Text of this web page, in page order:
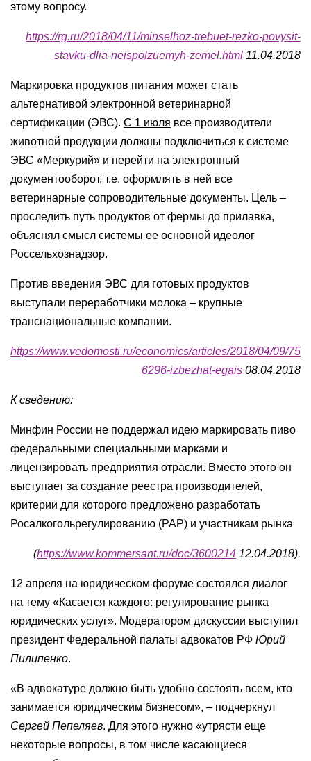
этому вопросу.
https://rg.ru/2018/04/11/minselhoz-trebuet-rezko-povysit-
stavku-dlia-neispolzuemyh-zemel.html 11.04.2018
Маркировка продуктов питания может стать
альтернативой электронной ветеринарной
сертификации (ЭВС). С 1 июля все производители
животной продукции должны подключиться к системе
ЭВС «Меркурий» и перейти на электронный
документооборот, т.е. оформлять в ней все
ветеринарные сопроводительные документы. Цель –
проследить путь продуктов от фермы до прилавка,
объяснял смысл системы ее основной идеолог
Россельхознадзор.
Против введения ЭВС для готовых продуктов
выступали переработчики молока – крупные
транснациональные компании.
https://www.vedomosti.ru/economics/articles/2018/04/09/75
6296-izbezhat-egais 08.04.2018
К сведению:
Минфин России не поддержал идею маркировать пиво
федеральными специальными марками и
лицензировать предприятия отрасли. Вместо этого он
выступает за создание реестра производителей,
критерии для которого предложено разработать
Росалкогольрегулированию (РАР) и участникам рынка
(https://www.kommersant.ru/doc/3600214 12.04.2018).
12 апреля на юридическом форуме состоялся диалог
на тему «Касается каждого: регулирование рынка
юридических услуг». Модератором дискуссии выступил
президент Федеральной палаты адвокатов РФ Юрий
Пилипенко.
«В адвокатуре должно быть удобно состоять всем, кто
занимается юридическим бизнесом», – подчеркнул
Сергей Пепеляев. Для этого нужно «утрясти еще
некоторые вопросы, в том числе касающиеся